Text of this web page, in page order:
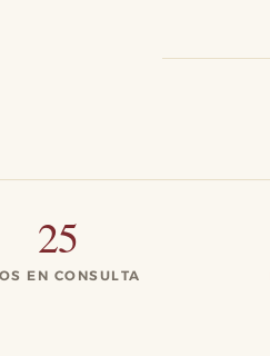
25
EN CONSULTA